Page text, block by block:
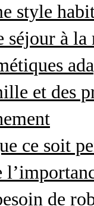
style
séjour à
et des
ce soit
de